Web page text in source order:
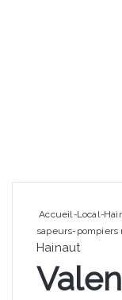
Accueil-Local-
sapeurs-pompiers
Hainaut